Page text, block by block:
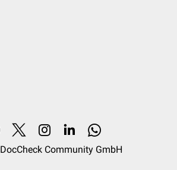
DocCheck Community GmbH